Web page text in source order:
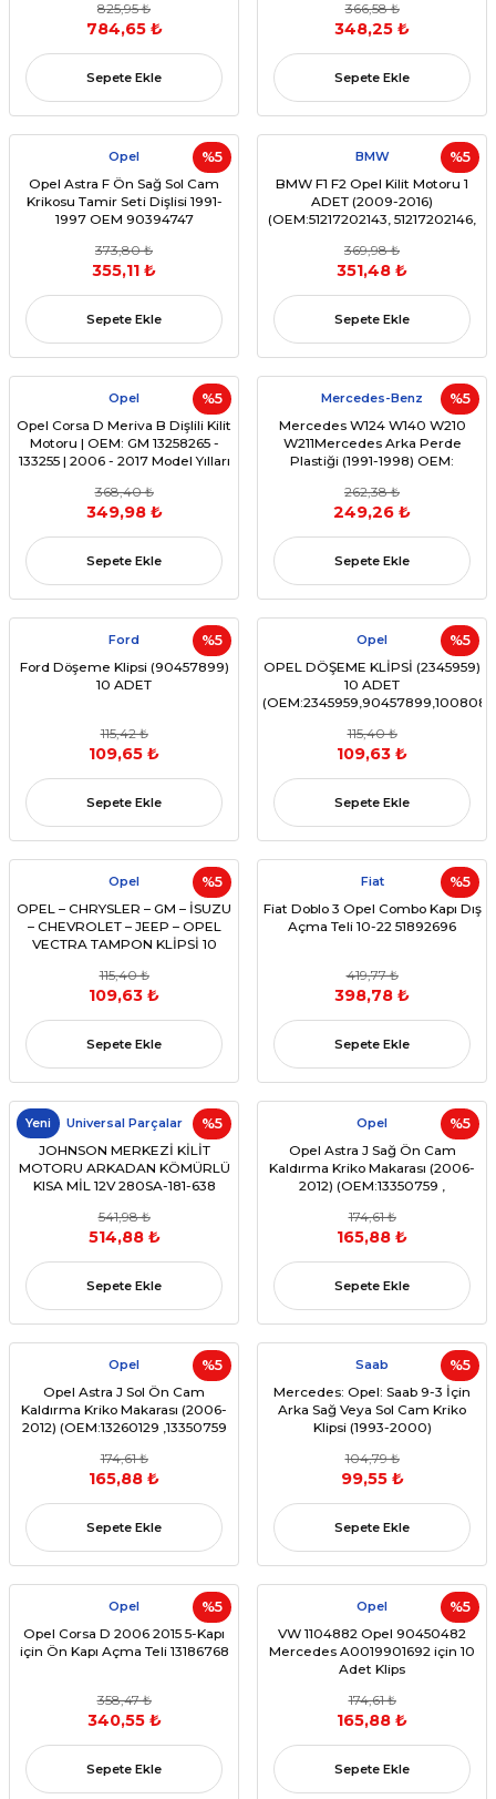
825,95 ₺
784,65 ₺
Sepete Ekle
366,58 ₺
348,25 ₺
Sepete Ekle
%5
Opel
Opel Astra F Ön Sağ Sol Cam
Krikosu Tamir Seti Dişlisi 1991-
1997 OEM 90394747
373,80 ₺
355,11 ₺
Sepete Ekle
%5
BMW
BMW F1 F2 Opel Kilit Motoru 1
ADET (2009-2016)
(OEM:51217202143, 51217202146,
369,98 ₺
351,48 ₺
Sepete Ekle
%5
Opel
Opel Corsa D Meriva B Dişlili Kilit
Motoru | OEM: GM 13258265 -
133255 | 2006 - 2017 Model Yılları
368,40 ₺
349,98 ₺
Sepete Ekle
%5
Mercedes-Benz
Mercedes W124 W140 W210
W211Mercedes Arka Perde
Plastiği (1991-1998) OEM:
262,38 ₺
249,26 ₺
Sepete Ekle
%5
Ford
Ford Döşeme Klipsi (90457899)
10 ADET
115,42 ₺
109,65 ₺
Sepete Ekle
%5
Opel
OPEL DÖŞEME KLİPSİ (2345959)
10 ADET
115,40 ₺
109,63 ₺
Sepete Ekle
%5
Opel
OPEL – CHRYSLER – GM – İSUZU
– CHEVROLET – JEEP – OPEL
VECTRA TAMPON KLİPSİ 10
115,40 ₺
109,63 ₺
Sepete Ekle
%5
Fiat
Fiat Doblo 3 Opel Combo Kapı Dış
Açma Teli 10-22 51892696
419,77 ₺
398,78 ₺
Sepete Ekle
%5
Yeni Universal Parçalar
JOHNSON MERKEZİ KİLİT
MOTORU ARKADAN KÖMÜRLÜ
KISA MİL 12V 280SA-181-638
541,98 ₺
514,88 ₺
Sepete Ekle
%5
Opel
Opel Astra J Sağ Ön Cam
Kaldırma Kriko Makarası (2006-
2012) (OEM:13350759 ,
174,61 ₺
165,88 ₺
Sepete Ekle
%5
Opel
Opel Astra J Sol Ön Cam
Kaldırma Kriko Makarası (2006-
2012) (OEM:13260129 ,13350759
174,61 ₺
165,88 ₺
Sepete Ekle
%5
Saab
Mercedes: Opel: Saab 9-3 İçin
Arka Sağ Veya Sol Cam Kriko
Klipsi (1993-2000)
,90520230, 90464336)
104,79 ₺
99,55 ₺
Sepete Ekle
%5
Opel
Opel Corsa D 2006 2015 5-Kapı
için Ön Kapı Açma Teli 13186768
358,47 ₺
340,55 ₺
Sepete Ekle
%5
Opel
VW 1104882 Opel 90450482
Mercedes A0019901692 için 10
Adet Klips
174,61 ₺
165,88 ₺
Sepete Ekle